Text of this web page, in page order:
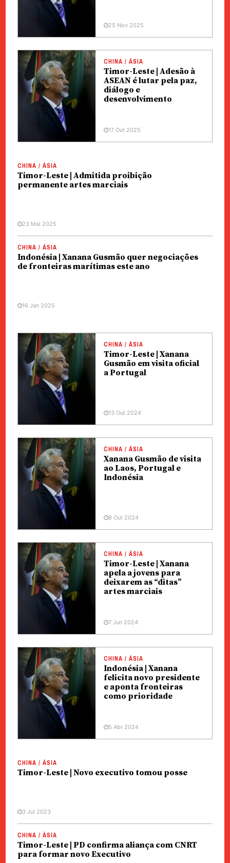
25 Nov 2025
CHINA / ÁSIA
Timor-Leste | Adesão à
ASEAN é lutar pela paz,
diálogo e
desenvolvimento
17 Out 2025
CHINA / ÁSIA
Timor-Leste | Admitida proibição
permanente artes marciais
23 Mai 2025
CHINA / ÁSIA
Indonésia | Xanana Gusmão quer negociações
de fronteiras marítimas este ano
16 Jan 2025
CHINA / ÁSIA
Timor-Leste | Xanana
Gusmão em visita oficial
a Portugal
13 Out 2024
CHINA / ÁSIA
Xanana Gusmão de visita
ao Laos, Portugal e
Indonésia
8 Out 2024
CHINA / ÁSIA
Timor-Leste | Xanana
apela a jovens para
deixarem as “ditas”
artes marciais
7 Jun 2024
CHINA / ÁSIA
Indonésia | Xanana
felicita novo presidente
e aponta fronteiras
como prioridade
5 Abr 2024
CHINA / ÁSIA
Timor-Leste | Novo executivo tomou posse
3 Jul 2023
CHINA / ÁSIA
Timor-Leste | PD confirma aliança com CNRT
para formar novo Executivo